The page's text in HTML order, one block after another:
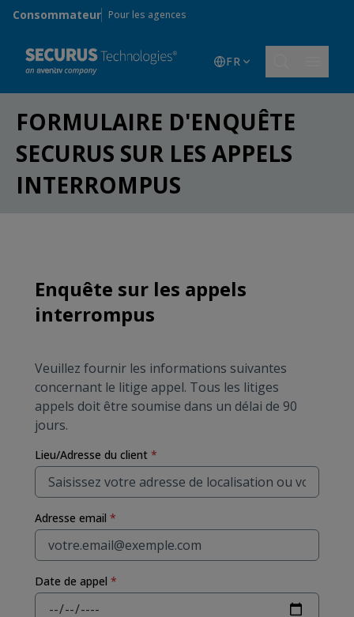
Skip to main content
Consommateur Pour les agences
FR
FORMULAIRE D'ENQUÊTE
SECURUS SUR LES APPELS
INTERROMPUS
Enquête sur les appels
interrompus
Veuillez fournir les informations suivantes
concernant le litige appel. Tous les litiges
appels doit être soumise dans un délai de 90
jours.
Lieu/Adresse du client *
Adresse email *
Date de appel *